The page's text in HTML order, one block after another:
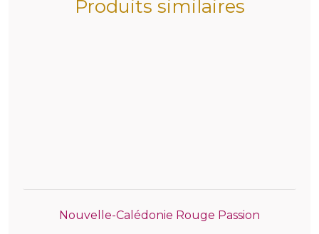
Produits similaires
Nouvelle-Calédonie Rouge Passion